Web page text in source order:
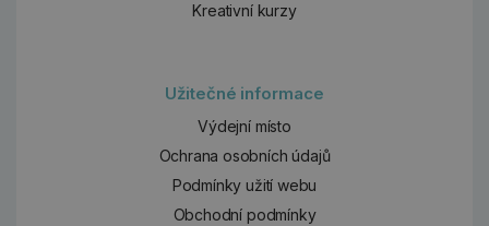
Kreativní kurzy
Užitečné informace
Výdejní místo
Ochrana osobních údajů
Podmínky užití webu
Obchodní podmínky